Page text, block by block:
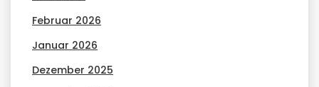
Februar 2026
Januar 2026
Dezember 2025